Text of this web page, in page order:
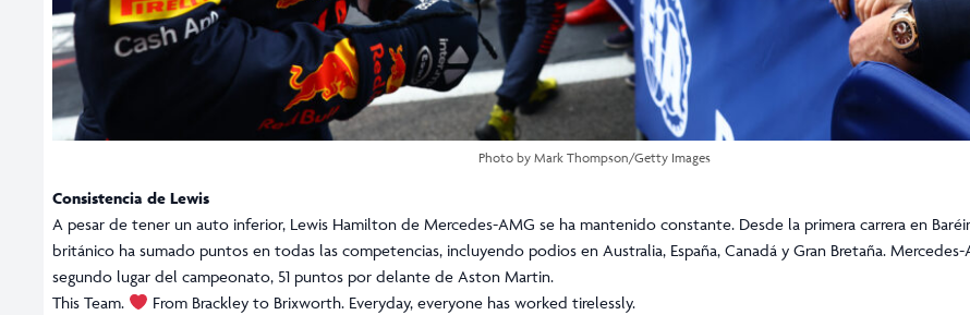
Photo by Mark Thompson/Getty Images
Consistencia de Lewis
A pesar de tener un auto inferior, Lewis Hamilton de Mercedes-AMG se ha mantenido constante. Desde la primera carrera en
británico ha sumado puntos en todas las competencias, incluyendo podios en Australia, España, Canadá y Gran Bretaña.
segundo lugar del campeonato, 51 puntos por delante de Aston Martin.
This Team.
From Brackley to Brixworth. Everyday, everyone has worked tirelessly.